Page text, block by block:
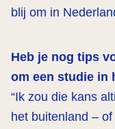
blij om in
Heb je nog tips
om een studie in
“Ik zou die kans
het buitenland –